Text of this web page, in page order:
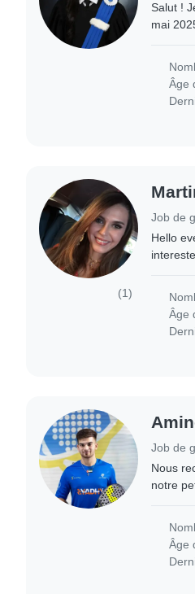
Salut !
mai 2025. Je suis à la recherche d'une
Âge
(1)
Job de
Hello
Âge
Job de
Nous
notre
Âge